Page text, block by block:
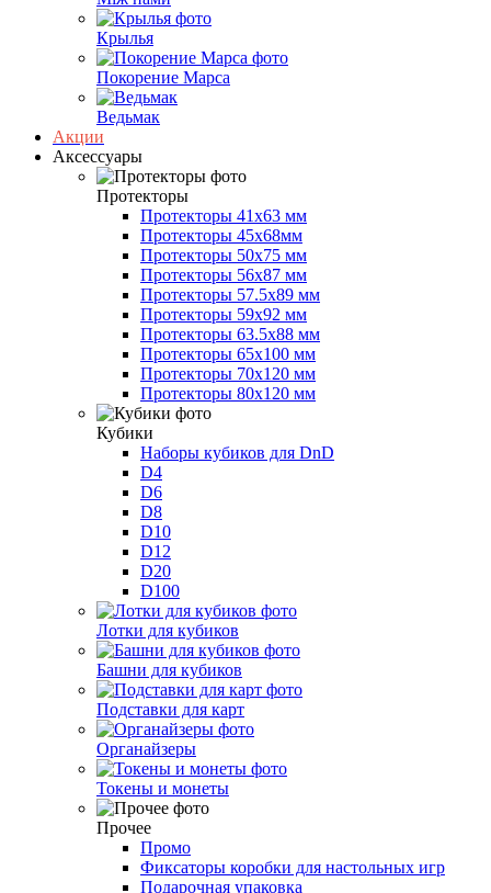
Крылья
Покорение Марса
Ведьмак
Акции
Аксессуары
Протекторы
Протекторы 41x63 мм
Протекторы 45x68мм
Протекторы 50x75 мм
Протекторы 56x87 мм
Протекторы 57.5x89 мм
Протекторы 59x92 мм
Протекторы 63.5x88 мм
Протекторы 65x100 мм
Протекторы 70x120 мм
Протекторы 80x120 мм
Кубики
Наборы кубиков для DnD
D4
D6
D8
D10
D12
D20
D100
Лотки для кубиков
Башни для кубиков
Подставки для карт
Органайзеры
Токены и монеты
Прочее
Промо
Фиксаторы коробки для настольных игр
Подарочная упаковка